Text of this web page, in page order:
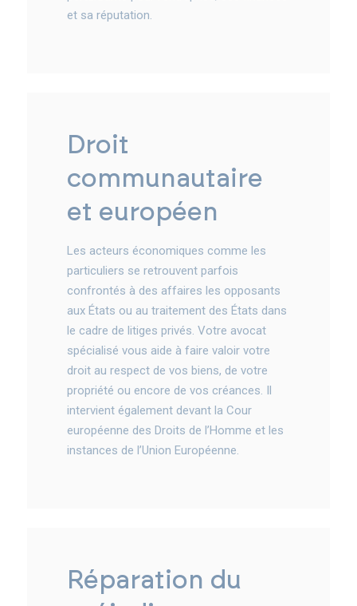
et sa réputation.
droit
communautaire
et européen
Les acteurs économiques comme les
particuliers se retrouvent parfois
confrontés à des affaires les opposants
aux États ou au traitement des États dans
le cadre de litiges privés. Votre avocat
spécialisé vous aide à faire valoir votre
droit au respect de vos biens, de votre
propriété ou encore de vos créances. Il
intervient également devant la Cour
européenne des Droits de l’Homme et les
instances de l’Union Européenne.
réparation du